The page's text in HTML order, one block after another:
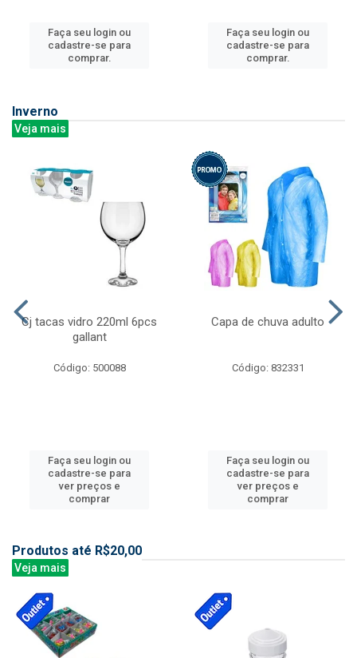
Faça seu login ou
cadastre-se para
comprar.
Faça seu login ou
cadastre-se para
comprar.
Inverno
Veja mais
Cj tacas vidro 220ml 6pcs
gallant
Código: 500088
Faça seu login ou
cadastre-se para
ver preços e
comprar
Capa de chuva adulto
Código: 832331
Faça seu login ou
cadastre-se para
ver preços e
comprar
Produtos até R$20,00
Veja mais